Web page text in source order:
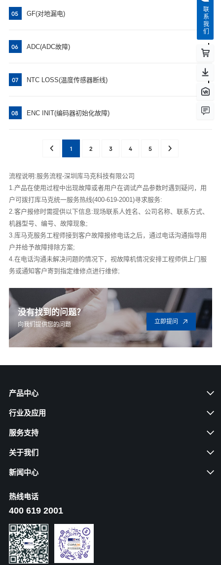
05 GF(对地漏电)
06 ADC(ADC故障)
07 NTC LOSS(温度传感器断线)
08 ENC INIT(编码器初始化故障)
1 2 3 4 5
流程说明:服务流程-深圳库马克科技有限公司
1.产品在使用过程中出现故障或者用户在调试产品参数时遇到疑问，用
户可拨打库马克统一服务热线(400-619-2001)寻求服务:
2.客户报修时需提供以下信息:现场联系人姓名、公司名称、联系方式、
机器型号、编号、故障现象;
3.库马克服务工程师接到客户故障报修电话之后，通过电话沟通指导用
户并给予故障排除方案;
4.在电话沟通未解决问题的情况下，视故障机情况安排工程师供上门服
务或通知客户寄到指定维修点进行维修;
没有找到的问题？
向我们提供您的问题 立即提问
联系我们
产品中心
行业及应用
服务支持
关于我们
新闻中心
热线电话
400 619 2001